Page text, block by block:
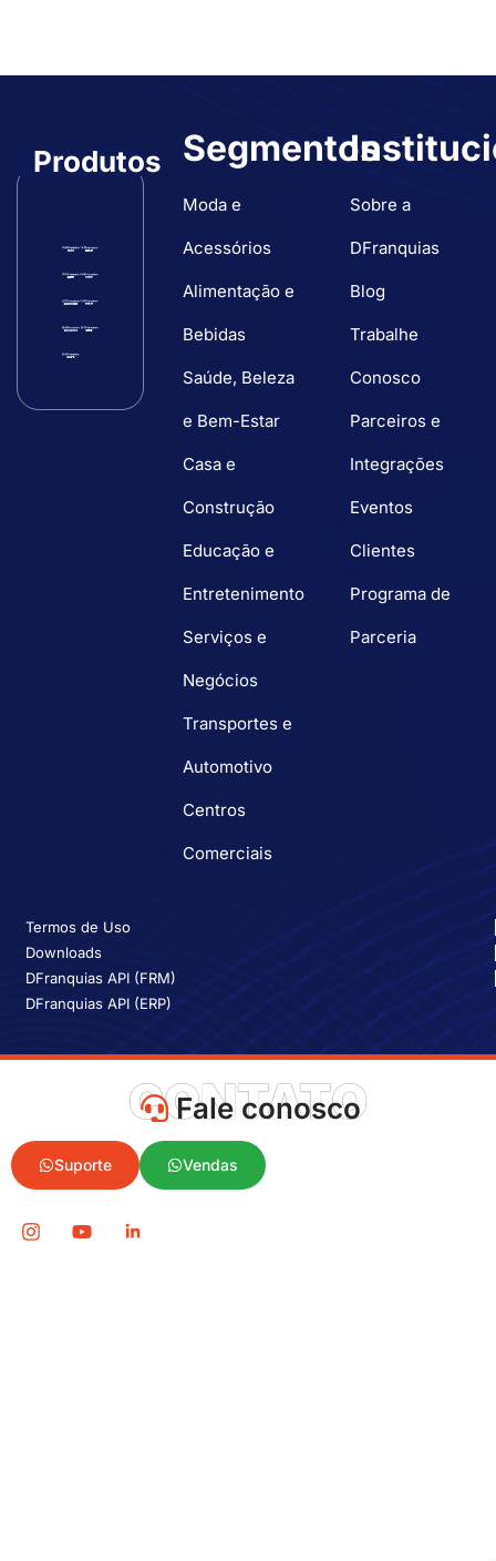
Segmentos
Moda e
Acessórios
Alimentação e
Bebidas
Saúde, Beleza
e Bem-Estar
Casa e
Construção
Educação e
Entretenimento
Serviços e
Negócios
Transportes e
Automotivo
Centros
Comerciais
Produtos
Sobre a
DFranquias
Blog
Trabalhe
Conosco
Parceiros e
Integrações
Eventos
Clientes
Programa de
Parceria
Termos de Uso
Downloads
DFranquias API (FRM)
DFranquias API (ERP)
CONTATO
Fale conosco
Suporte Vendas